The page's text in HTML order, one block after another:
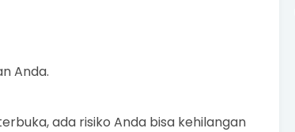
Anda.
ada risiko Anda bisa kehilangan